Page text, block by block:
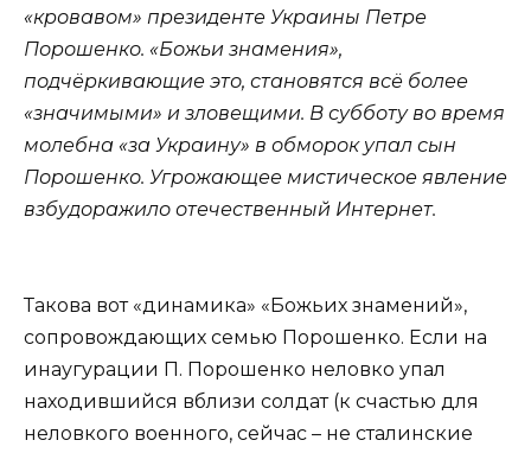
«кровавом» президенте Украины Петре
Порошенко. «Божьи знамения»,
подчёркивающие это, становятся всё более
«значимыми» и зловещими. В субботу во время
молебна «за Украину» в обморок упал сын
Порошенко. Угрожающее мистическое явление
взбудоражило отечественный Интернет.
Такова вот «динамика» «Божьих знамений»,
сопровождающих семью Порошенко. Если на
инаугурации П. Порошенко неловко упал
находившийся вблизи солдат (к счастью для
неловкого военного, сейчас – не сталинские